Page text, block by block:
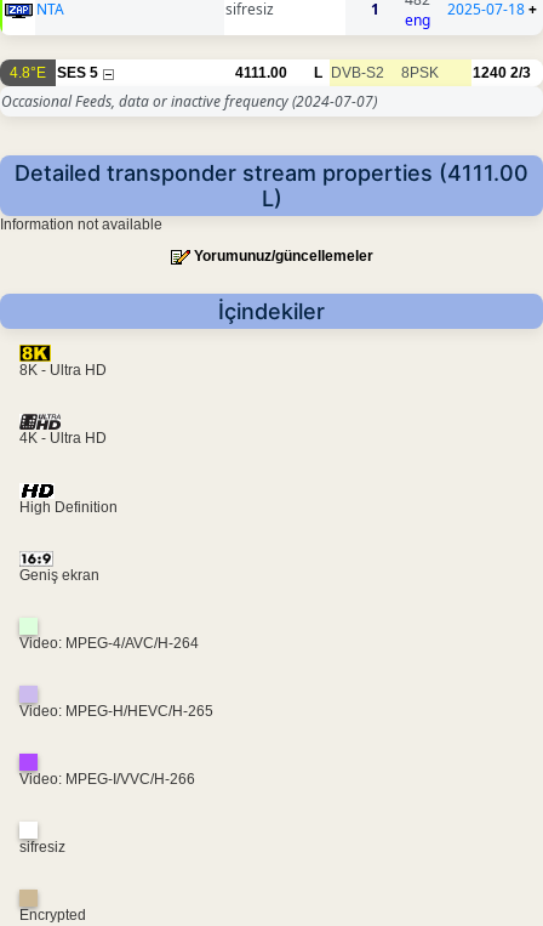
NTA sifresiz 1
eng
2025-07-18+
4.8°E SES 5 4111.00 L DVB-S2 8PSK 1240 2/3
Occasional Feeds, data or inactive frequency(2024-07-07)
Detailed transponder stream properties (4111.00
L)
Information not available
Yorumunuz/güncellemeler
İçindekiler
8K - Ultra HD
4K - Ultra HD
High Definition
Geniş ekran
Video: MPEG-4/AVC/H-264
Video: MPEG-H/HEVC/H-265
Video: MPEG-I/VVC/H-266
sifresiz
Encrypted